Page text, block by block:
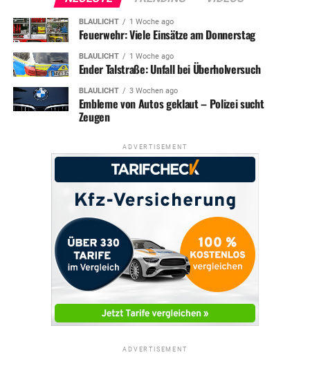
BLAULICHT 1 Woche ago
Feuerwehr: Viele Einsätze am Donnerstag
BLAULICHT 1 Woche ago
Ender Talstraße: Unfall bei Überholversuch
BLAULICHT 3 Wochen ago
Embleme von Autos geklaut – Polizei sucht
Zeugen
ADVERTISEMENT
ADVERTISEMENT